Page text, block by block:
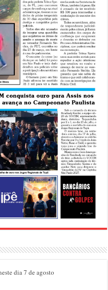
dia 7 de agosto